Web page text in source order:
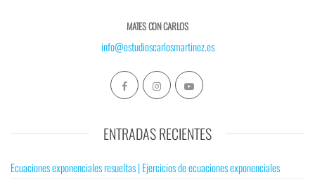
MATES CON CARLOS
info@estudioscarlosmartinez.es
ENTRADAS RECIENTES
Ecuaciones exponenciales resueltas | Ejercicios de ecuaciones exponenciales